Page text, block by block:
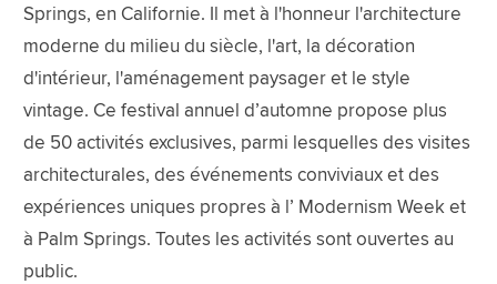
Springs, en Californie. Il met à l'honneur l'architecture
moderne du milieu du siècle, l'art, la décoration
d'intérieur, l'aménagement paysager et le style
vintage. Ce festival annuel d’automne propose plus
de 50 activités exclusives, parmi lesquelles des visites
architecturales, des événements conviviaux et des
expériences uniques propres à l’ Modernism Week et
à Palm Springs. Toutes les activités sont ouvertes au
public.